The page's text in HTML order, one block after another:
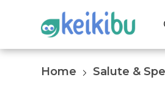
Home Salute &